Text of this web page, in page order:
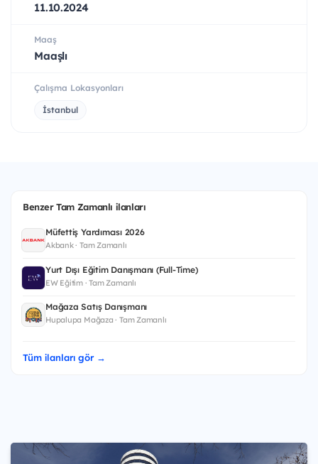
11.10.2024
Maaş
Maaşlı
Çalışma Lokasyonları
İstanbul
Benzer Tam Zamanlı ilanları
Müfettiş Yardımcısı 2026
Akbank · Tam Zamanlı
Yurt Dışı Eğitim Danışmanı (Full-Time)
EW Eğitim · Tam Zamanlı
Mağaza Satış Danışmanı
Hupalupa Mağaza · Tam Zamanlı
Tüm ilanları gör →